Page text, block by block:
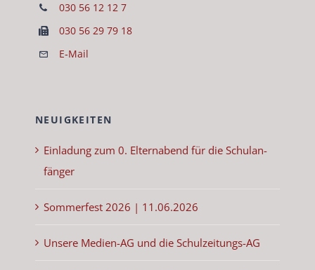
030 56 12 12 7
030 56 29 79 18
E‑Mail
NEUIGKEITEN
Ein­ladung zum 0. Eltern­abend für die Schu­lan­
fänger
Som­mer­fest 2026 | 11.06.2026
Unsere Medi­en-AG und die Schulzeitungs-AG